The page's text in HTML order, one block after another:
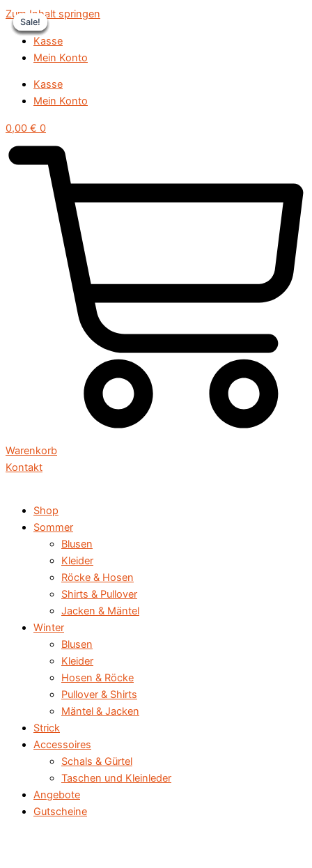
Zum Inhalt springen
Kasse
Mein Konto
Kasse
Mein Konto
0,00 € 0
Warenkorb
Kontakt
Shop
Sommer
Blusen
Kleider
Röcke & Hosen
Shirts & Pullover
Jacken & Mäntel
Winter
Blusen
Kleider
Hosen & Röcke
Pullover & Shirts
Mäntel & Jacken
Strick
Accessoires
Schals & Gürtel
Taschen und Kleinleder
Angebote
Gutscheine
Sale!
Sale!
Sale!
Sale!
Sale!
Sale!